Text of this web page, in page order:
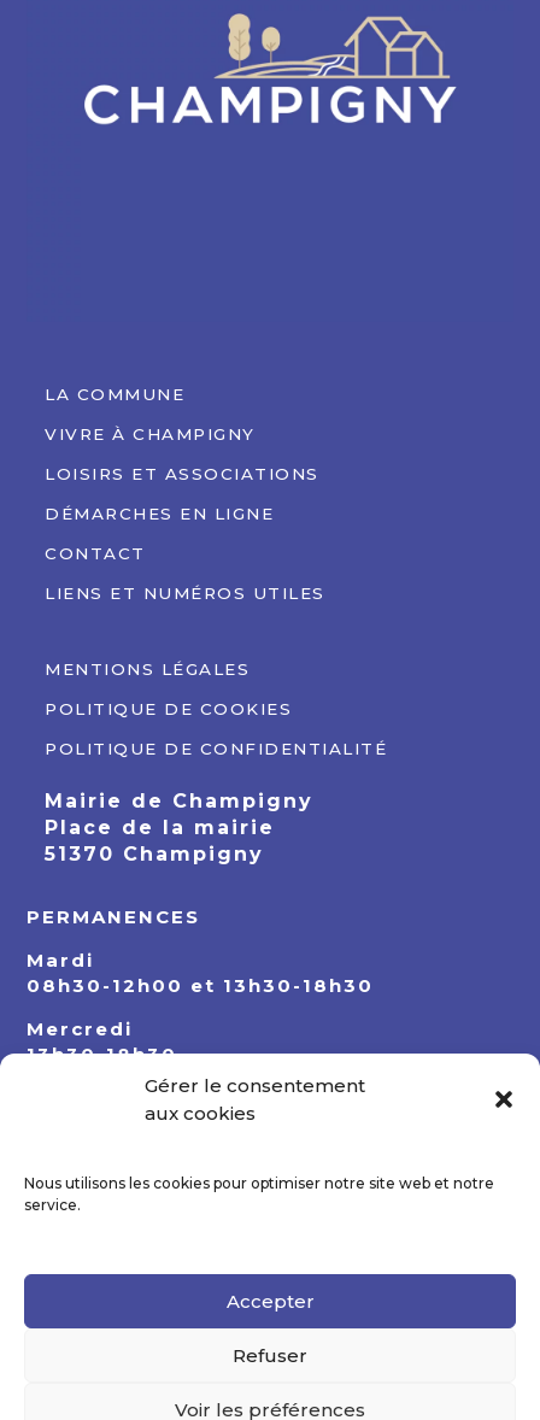
Gérer le consentement
aux cookies
Nous utilisons les cookies pour optimiser notre site web et notre
service.
Accepter
Refuser
Voir les préférences
LA COMMUNE
VIVRE À CHAMPIGNY
LOISIRS ET ASSOCIATIONS
DÉMARCHES EN LIGNE
CONTACT
LIENS ET NUMÉROS UTILES
MENTIONS LÉGALES
POLITIQUE DE COOKIES
POLITIQUE DE CONFIDENTIALITÉ
Mairie de Champigny
Place de la mairie
51370 Champigny
PERMANENCES
Mardi
08h30-12h00 et 13h30-18h30
Mercredi
13h30-18h30
08h30-12h00 et 13h30-18h30